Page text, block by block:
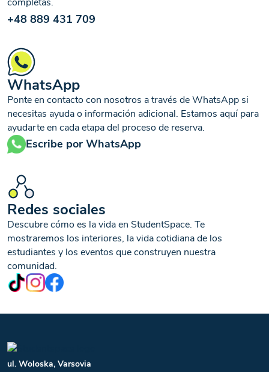
+48 889 431 709
WhatsApp
Ponte en contacto con nosotros a través de WhatsApp si
necesitas ayuda o información adicional. Estamos aquí para
ayudarte en cada etapa del proceso de reserva.
Escribe por WhatsApp
Redes sociales
Descubre cómo es la vida en StudentSpace. Te
mostraremos los interiores, la vida cotidiana de los
estudiantes y los eventos que construyen nuestra
comunidad.
ul. Woloska, Varsovia